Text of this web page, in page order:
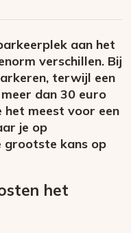
aan het
verschillen. Bij
terwijl een
dan 30 euro
meest voor een
je op
grootste kans op
het